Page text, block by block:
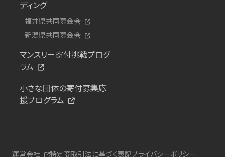
ディング
福井県共同募金会
新潟県共同募金会
マンスリー寄付挑戦プログ
ラム
小さな団体の寄付募集応
援プログラム
運営会社 特定商取引法に基づく表記プライバシーポリシー